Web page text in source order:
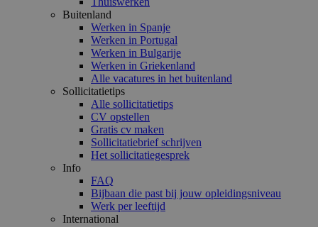
Buitenland
Werken in Spanje
Werken in Portugal
Werken in Bulgarije
Werken in Griekenland
Alle vacatures in het buitenland
Sollicitatietips
Alle sollicitatietips
CV opstellen
Gratis cv maken
Sollicitatiebrief schrijven
Het sollicitatiegesprek
Info
FAQ
Bijbaan die past bij jouw opleidingsniveau
Werk per leeftijd
International